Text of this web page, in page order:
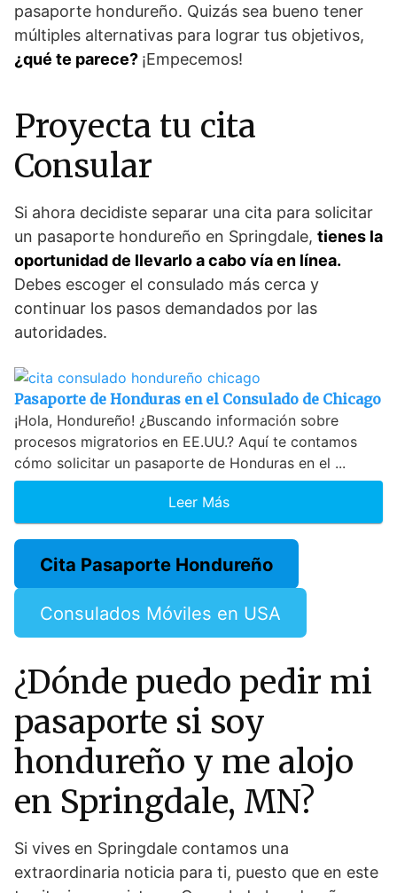
pasaporte hondureño. Quizás sea bueno tener
múltiples alternativas para lograr tus objetivos,
¿qué te parece? ¡Empecemos!
Proyecta tu cita
Consular
Si ahora decidiste separar una cita para solicitar
un pasaporte hondureño en Springdale, tienes la
oportunidad de llevarlo a cabo vía en línea.
Debes escoger el consulado más cerca y
continuar los pasos demandados por las
autoridades.
Pasaporte de Honduras en el Consulado de Chicago
¡Hola, Hondureño! ¿Buscando información sobre
procesos migratorios en EE.UU.? Aquí te contamos
cómo solicitar un pasaporte de Honduras en el ...
Leer Más
Cita Pasaporte Hondureño
Consulados Móviles en USA
¿Dónde puedo pedir mi
pasaporte si soy
hondureño y me alojo
en Springdale, MN?
Si vives en Springdale contamos una
extraordinaria noticia para ti, puesto que en este